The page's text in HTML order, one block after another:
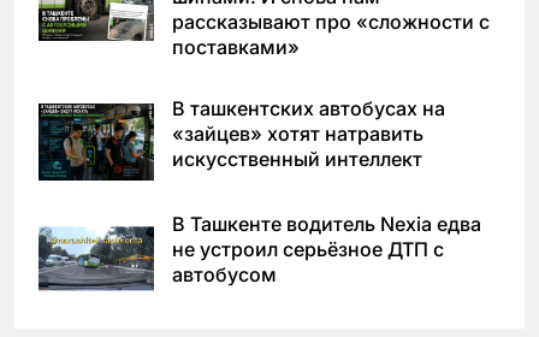
рассказывают про «сложности с
поставками»
В ташкентских автобусах на
«зайцев» хотят натравить
искусственный интеллект
В Ташкенте водитель Nexia едва
не устроил серьёзное ДТП с
автобусом